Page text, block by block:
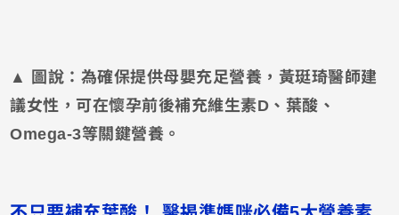
▲
圖說：為確保提供母嬰充足營養，黃珽琦醫師建
議女性，可在懷孕前後補充維生素D、葉酸、
Omega-3等關鍵營養。